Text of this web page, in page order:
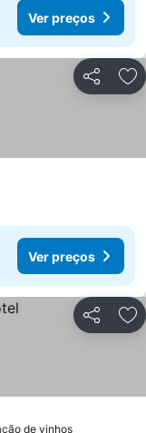
Ver preços
Partilhar
Ver preços
Partilhar
de vinhos